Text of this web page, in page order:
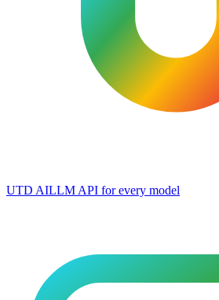
UTD AILLM API for every model